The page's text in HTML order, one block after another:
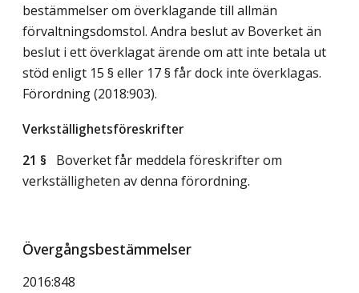
bestämmelser om överklagande till allmän
förvaltningsdomstol. Andra beslut av Boverket än
beslut i ett överklagat ärende om att inte betala ut
stöd enligt 15 § eller 17 § får dock inte överklagas.
Förordning (2018:903).
Verkställighetsföreskrifter
21 § Boverket får meddela föreskrifter om
verkställigheten av denna förordning.
Övergångsbestämmelser
2016:848